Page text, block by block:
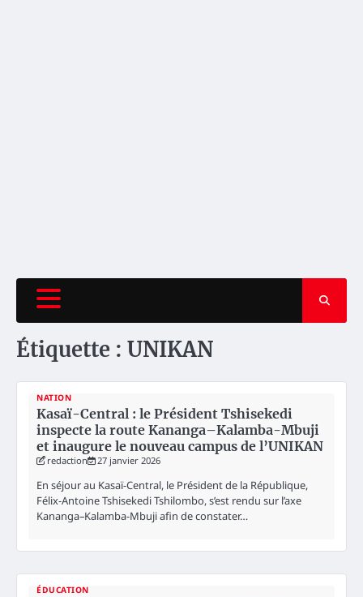
Étiquette : UNIKAN
NATION
Kasaï-Central : le Président Tshisekedi
inspecte la route Kananga–Kalamba-Mbuji
et inaugure le nouveau campus de l’UNIKAN
redaction 27 janvier 2026
En séjour au Kasaï-Central, le Président de la République,
Félix-Antoine Tshisekedi Tshilombo, s’est rendu sur l’axe
Kananga–Kalamba-Mbuji afin de constater…
ÉDUCATION